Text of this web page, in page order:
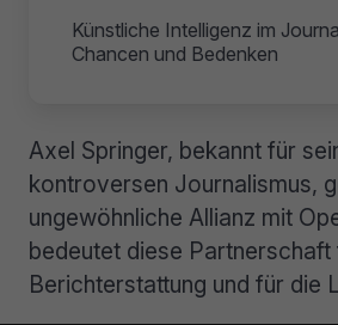
Künstliche Intelligenz im
Chancen und Bedenken
Axel Springer, bekannt für
kontroversen Journalismus,
ungewöhnliche Allianz mit
bedeutet diese Partnerschaft
Berichterstattung und für die